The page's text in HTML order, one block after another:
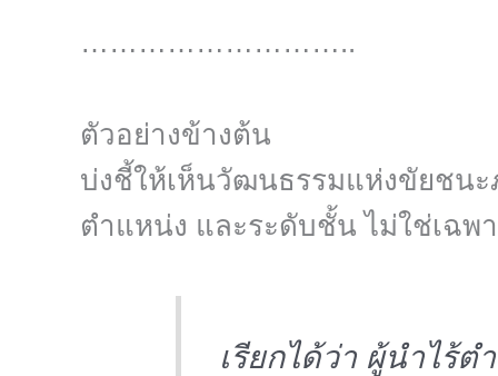
………………………..
ตัวอย่างข้างต้น
บ่งชี้ให้เห็นวัฒนธรรมแห่งขัยชน
ตำแหน่ง และระดับชั้น ไม่ใช่เฉพ
เรียกได้ว่า ผู้นำไร้